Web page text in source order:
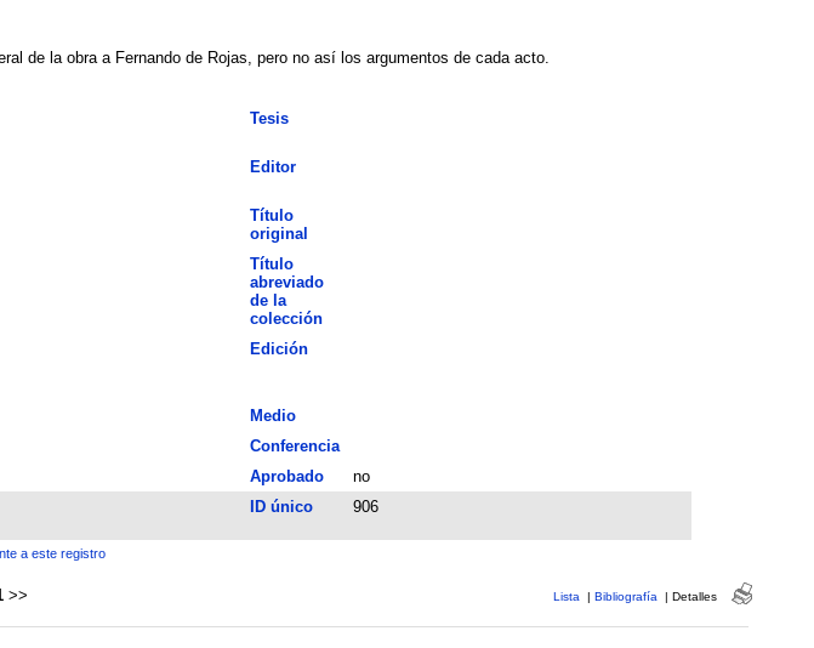
de la obra a Fernando de Rojas, pero no así los argumentos de cada acto.
Tesis
Editor
Título
original
Título
abreviado
de la
colección
Edición
Medio
Conferencia
Aprobado
no
ID único 906
a este registro
>> Lista | Bibliografía | Detalles